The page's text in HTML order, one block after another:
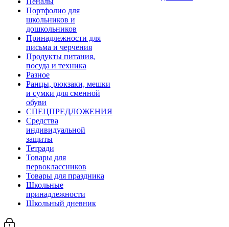
Портфолио для
школьников и
дошкольников
Принадлежности для
письма и черчения
Продукты питания,
посуда и техника
Разное
Ранцы, рюкзаки, мешки
и сумки для сменной
обуви
СПЕЦПРЕДЛОЖЕНИЯ
Средства
индивидуальной
защиты
Тетради
Товары для
первоклассников
Товары для праздника
Школьные
принадлежности
Школьный дневник